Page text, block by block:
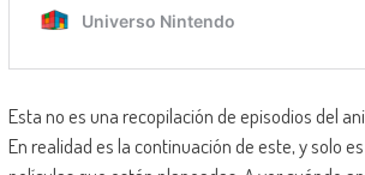
Esta no es una recopilación de episodios del
En realidad es la continuación de este, y solo